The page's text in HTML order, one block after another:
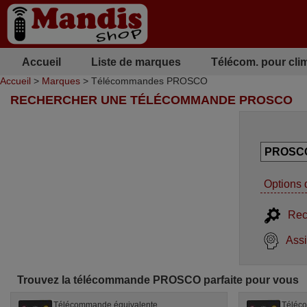
Accueil Liste de marques Télécom. pour
Accueil > Marques > Télécommandes PROSCO
RECHERCHER UNE TÉLÉCOMMANDE PROSCO
Options
Trouvez la télécommande PROSCO parfaite pour vous
Télécommande équivalente